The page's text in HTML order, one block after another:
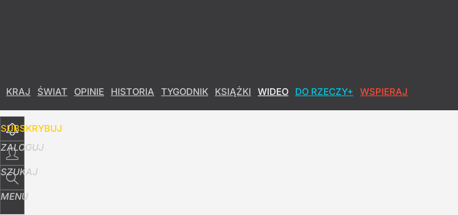
KRAJ ŚWIAT OPINIE HISTORIA TYGODNIK KSIĄŻKI WIDEO DO RZECZY+ WSPIERAJ
SUBSKRYBUJ
ZALOGUJ
SZUKAJ
MENU